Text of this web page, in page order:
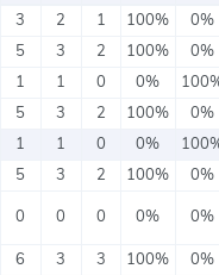
3 2 1 100% 0%
5 3 2 100% 0%
1 1 0 0%
5 3 2 100% 0%
1 1 0 0%
5 3 2 100% 0%
0 0 0 0% 0%
6 3 3 100% 0%